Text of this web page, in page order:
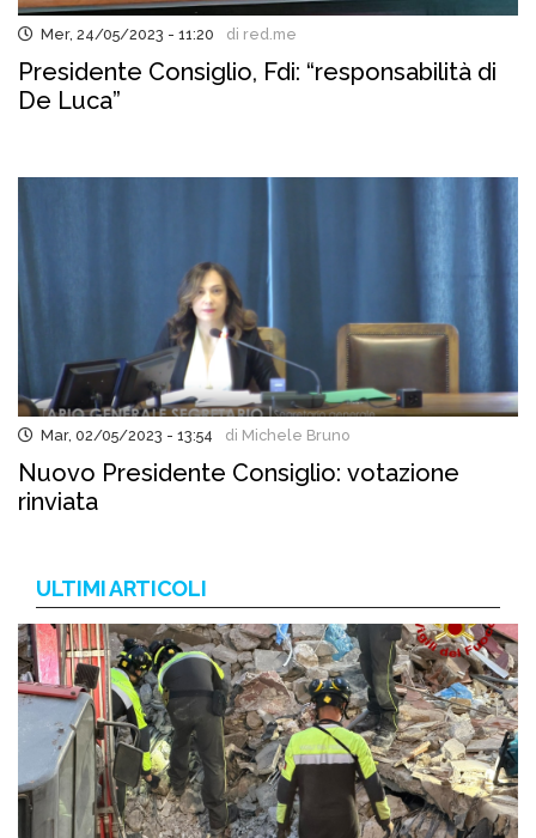
Mer, 24/05/2023 - 11:20 di red.me
Presidente Consiglio, Fdi: “responsabilità di
De Luca”
Mar, 02/05/2023 - 13:54 di Michele Bruno
Nuovo Presidente Consiglio: votazione
rinviata
ULTIMI ARTICOLI